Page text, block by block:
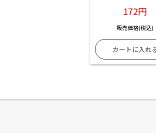
172円
販売価格(税込)